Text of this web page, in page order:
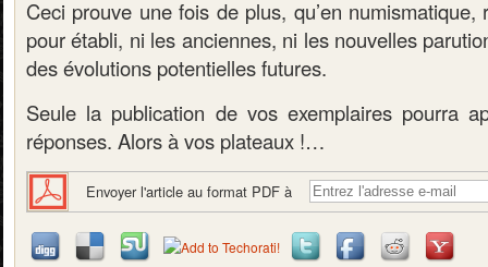
Ceci prouve une fois de plus, qu’en
pour établi, ni les anciennes, ni les nouvelles
des évolutions potentielles futures.
Seule la publication de vos exemplaires pourra
réponses. Alors à vos plateaux !…
Envoyer l'article au format PDF à